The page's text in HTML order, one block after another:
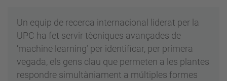
Un equip de recerca internacional liderat per la
UPC ha fet servir tècniques avançades de
‘machine learning’ per identificar, per primera
vegada, els gens clau que permeten a les plantes
respondre simultàniament a múltiples formes